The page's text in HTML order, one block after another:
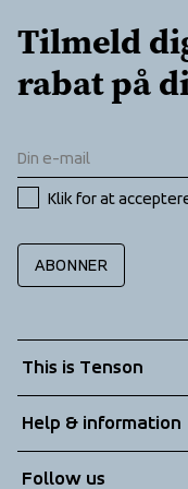
Tilmeld
rabat på
Klik for at
ABONNER
This is Tenson
Sustainability
Help & information
Follow us